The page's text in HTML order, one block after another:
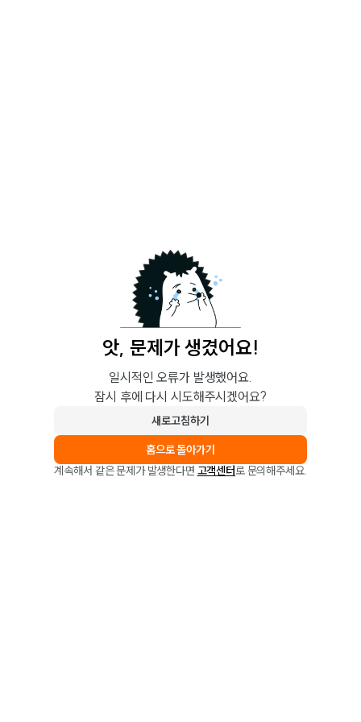
앗, 문제가 생겼어요!
일시적인 오류가 발생했어요.
잠시 후에 다시 시도해주시겠어요?
새로고침하기
홈으로 돌아가기
계속해서 같은 문제가 발생한다면 고객센터로 문의해주세요.